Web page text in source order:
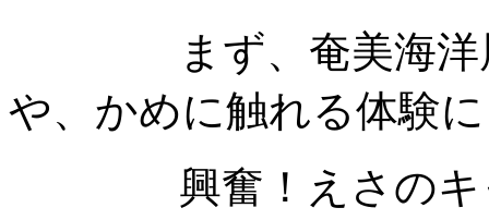
まず、奄美海洋展
や、かめに触れる体験に
興奮！えさのキャ